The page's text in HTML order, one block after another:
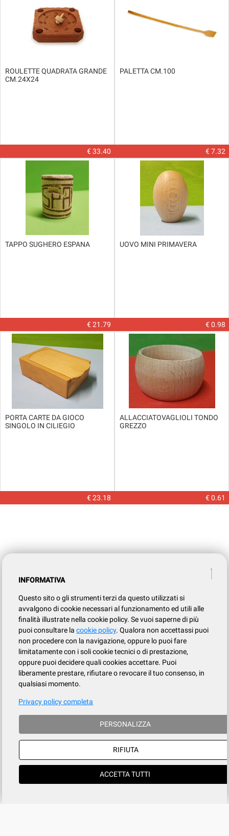
ROULETTE QUADRATA GRANDE
CM.24X24
€ 33.40
PALETTA CM.100
€ 7.32
TAPPO SUGHERO ESPANA
€ 21.79
UOVO MINI PRIMAVERA
€ 0.98
PORTA CARTE DA GIOCO
SINGOLO IN CILIEGIO
€ 23.18
ALLACCIATOVAGLIOLI TONDO
GREZZO
€ 0.61
INFORMATIVA
Questo sito o gli strumenti terzi da questo utilizzati si
avvalgono di cookie necessari al funzionamento ed utili alle
finalità illustrate nella cookie policy. Se vuoi saperne di più
puoi consultare lacookie policy. Qualora non accettassi puoi
non procedere con la navigazione, oppure lo puoi fare
limitatamente con i soli cookie tecnici o di prestazione,
oppure puoi decidere quali cookies accettare. Puoi
liberamente prestare, rifiutare o revocare il tuo consenso, in
qualsiasi momento.
Privacy policy completa
PERSONALIZZA
RIFIUTA
ACCETTA TUTTI